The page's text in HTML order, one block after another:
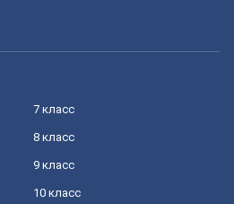
7 класс
8 класс
9 класс
10 класс